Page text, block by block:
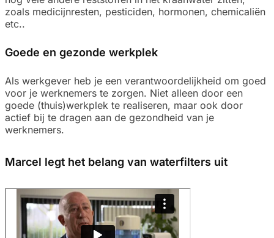
zoals medicijnresten, pesticiden, hormonen, chemicaliën
etc..
Goede en gezonde werkplek
Als werkgever heb je een verantwoordelijkheid om goed
voor je werknemers te zorgen. Niet alleen door een
goede (thuis)werkplek te realiseren, maar ook door
actief bij te dragen aan de gezondheid van je
werknemers.
Marcel legt het belang van waterfilters uit